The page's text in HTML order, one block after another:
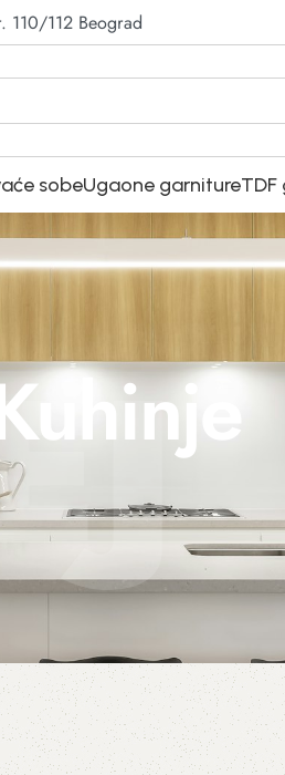
110/112 Beograd
sobeUgaone garnitureTDF